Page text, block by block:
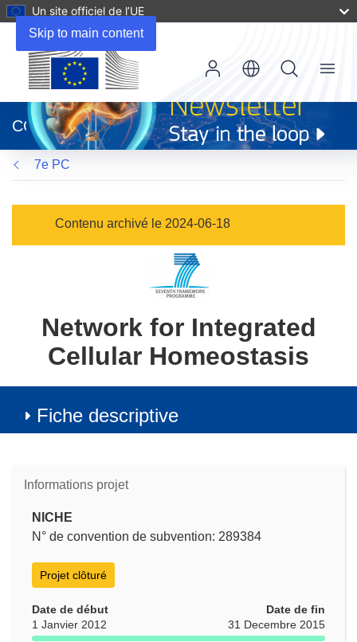
Skip to main content
Un site officiel de l’UE
dans
une
nouvelle
fenêtre)
CORDIS
Menu
7e PC
Contenu archivé le 2024-06-18
Network for Integrated
Cellular Homeostasis
Fiche descriptive
Informations projet
NICHE
N° de convention de subvention: 289384
Projet clôturé
Date de début
1 Janvier 2012
Date de fin
31 Decembre 2015